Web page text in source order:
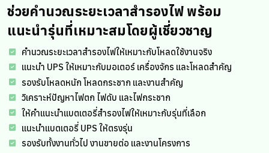
ช่วยคำนวณระยะเวลาสำรองไฟ พร้อม
แนะนำรุ่นที่เหมาะสมโดยผู้เชี่ยวชาญ
คำนวณระยะเวลาสำรองไฟให้เหมาะกับโหลดใช้งานจริง
แนะนำ UPS ให้เหมาะกับมอเตอร์ เครื่องจักร และโหลดสำคัญ
รองรับโหลดหนัก โหลดกระชาก และงานสำคัญ
วิเคราะห์ปัญหาไฟตก ไฟดับ และไฟกระชาก
ให้คำแนะนำแบตเตอรี่สำรองไฟให้เหมาะกับรุ่นที่เลือก
แนะนำแบตเตอรี่ UPS ให้ตรงรุ่น
รองรับทั้งงานทั่วไป งานขายต่อ และงานโครงการ